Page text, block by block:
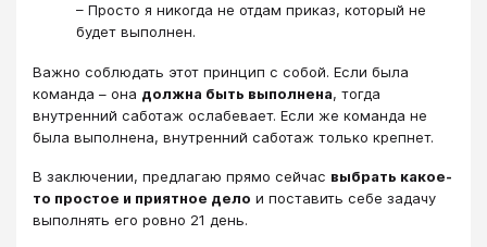
– Просто я никогда не отдам приказ, который не
будет выполнен.
Важно соблюдать этот принцип с собой. Если была
команда – она должна быть выполнена, тогда
внутренний саботаж ослабевает. Если же команда не
была выполнена, внутренний саботаж только крепнет.
В заключении, предлагаю прямо сейчас выбрать какое-
то простое и приятное дело и поставить себе задачу
выполнять его ровно 21 день.